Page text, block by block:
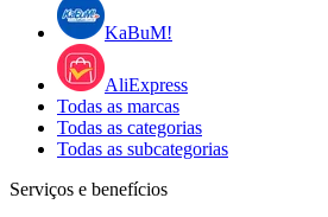
KaBuM!
AliExpress
Todas as marcas
Todas as categorias
Todas as subcategorias
Serviços e benefícios